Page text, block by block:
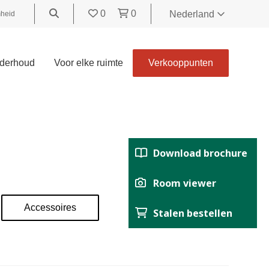
0 0
Nederland
United
Kingdom
Nederland
Français
Italiano
Svenska
Voor elke ruimte Verkooppunten
Accessoires
Download brochure
Room viewer
Stalen bestellen